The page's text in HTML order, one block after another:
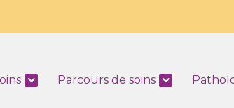
Parcours de soins